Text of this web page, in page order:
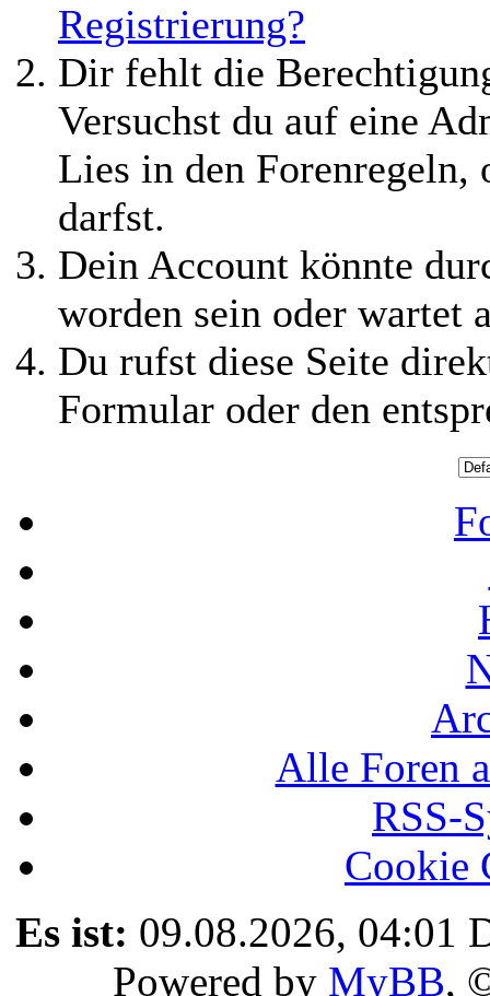
Registrierung?
Dir fehlt die
Versuchst du auf eine
Lies in den Forenregeln,
darfst.
Dein Account könnte
worden sein oder wartet
Du rufst diese Seite
Formular oder den
Alle Foren
RSS-
Cookie
Es ist: 09.08.2026, 04:01
Powered by MyBB,